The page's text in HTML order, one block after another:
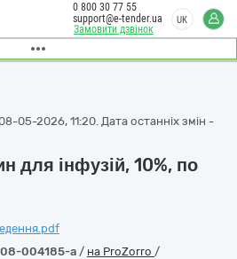
Замовити дзвінок
0 800 30 77 55
support@e-tender.ua
UK
05-2026, 11:20. Дата останніх змін -
для інфузій, 10%, по
004185-a / на ProZorro /